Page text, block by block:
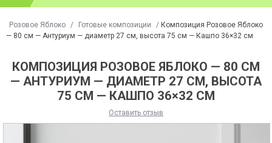
Розовое Яблоко / Готовые композиции / Композиция Розовое Яблоко
— 80 см — Антуриум — диаметр 27 см, высота 75 см — Кашпо 36×32 см
КОМПОЗИЦИЯ РОЗОВОЕ ЯБЛОКО — 80 СМ
— АНТУРИУМ — ДИАМЕТР 27 СМ, ВЫСОТА
75 СМ — КАШПО 36×32 СМ
Оставить отзыв